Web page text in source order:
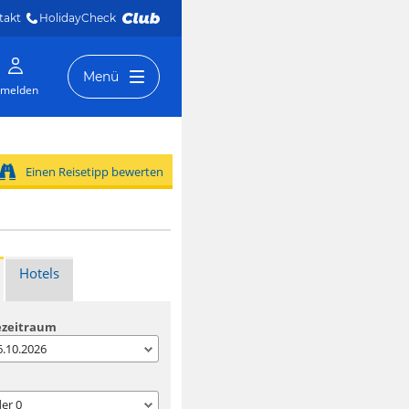
HolidayCheck
Menü
Einen Reisetipp bewerten
Hotels
0